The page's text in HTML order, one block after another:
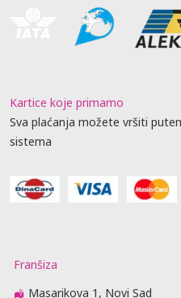
Kartice koje primamo
Sva plaćanja možete vršiti
sistema
Franšiza
Masarikova 1, Novi Sad